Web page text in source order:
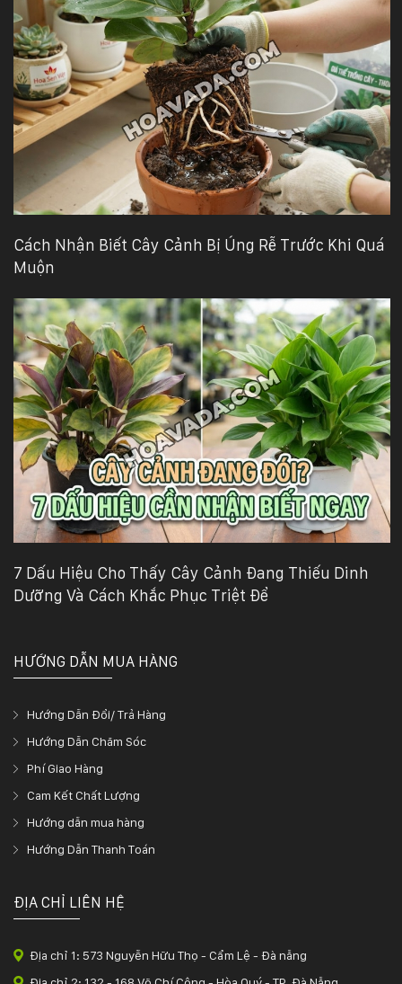
Cách Nhận Biết Cây Cảnh Bị Úng Rễ Trước Khi Quá
Muộn
7 Dấu Hiệu Cho Thấy Cây Cảnh Đang Thiếu Dinh
Dưỡng Và Cách Khắc Phục Triệt Để
HƯỚNG DẪN MUA HÀNG
Hướng Dẫn Đổi/ Trả Hàng
Hướng Dẫn Chăm Sóc
Phí Giao Hàng
Cam Kết Chất Lượng
Hướng dẫn mua hàng
Hướng Dẫn Thanh Toán
ĐỊA CHỈ LIÊN HỆ
Địa chỉ 1: 573 Nguyễn Hữu Thọ - Cẩm Lệ - Đà nẵng